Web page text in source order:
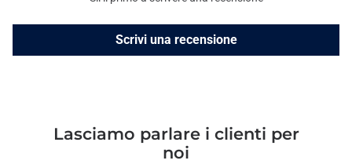
Scrivi una recensione
Lasciamo parlare i clienti per
noi